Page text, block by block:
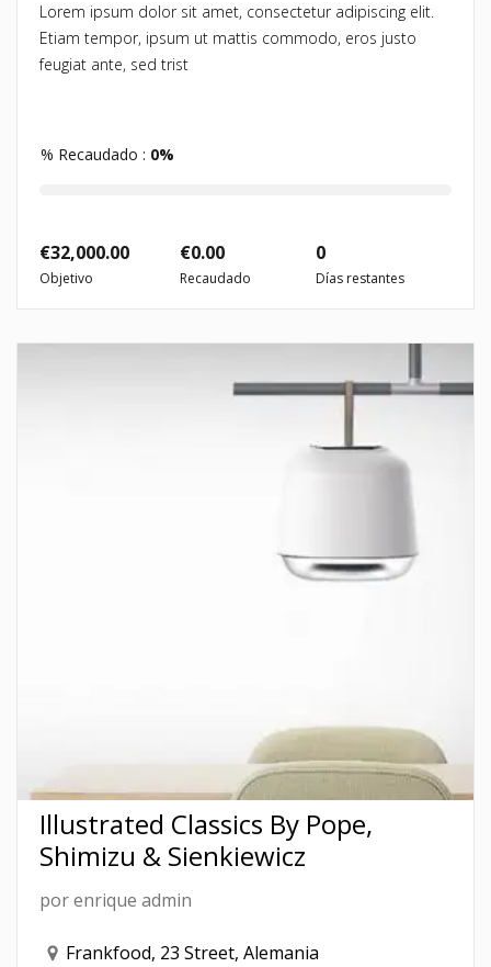
Lorem ipsum dolor sit amet, consectetur adipiscing elit.
Etiam tempor, ipsum ut mattis commodo, eros justo
feugiat ante, sed trist
% Recaudado : 0%
€32,000.00
Objetivo
0
Días restantes
€0.00
Recaudado
Illustrated Classics By Pope,
Shimizu & Sienkiewicz
porenrique admin
Frankfood, 23 Street, Alemania